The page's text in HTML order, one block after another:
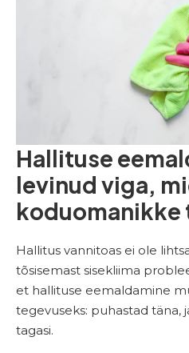
Hallituse
levinud viga,
koduomanikke
Hallitus vannitoas ei ole
tõsisemast sisekliima
et hallituse eemaldamine
tegevuseks: puhastad täna,
tagasi.